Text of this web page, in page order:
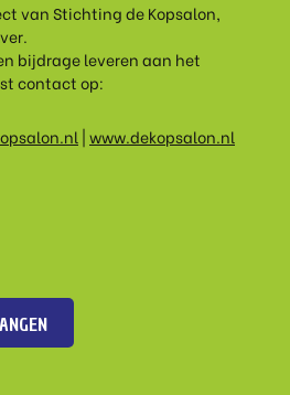
van Stichting de Kopsalon,
bijdrage leveren aan het
contact op:
|www.dekopsalon.nl